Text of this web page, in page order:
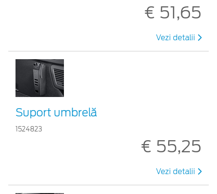
€ 51,65
Vezi detalii
Suport umbrelă
1524823
€ 55,25
Vezi detalii